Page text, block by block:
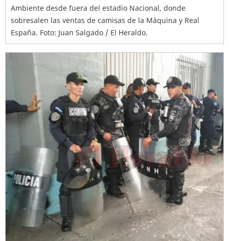
Ambiente desde fuera del estadio Nacional, donde
sobresalen las ventas de camisas de la Máquina y Real
España. Foto: Juan Salgado / El Heraldo.